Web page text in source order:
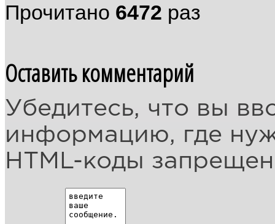
Прочитано 6472 раз
Оставить комментарий
Убедитесь, что вы
информацию, где
HTML-коды